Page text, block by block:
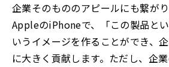
企業そのもののアピールにも繋が
AppleのiPhoneで、「この製品と
いうイメージを作ることができ、
に大きく貢献します。ただし、企